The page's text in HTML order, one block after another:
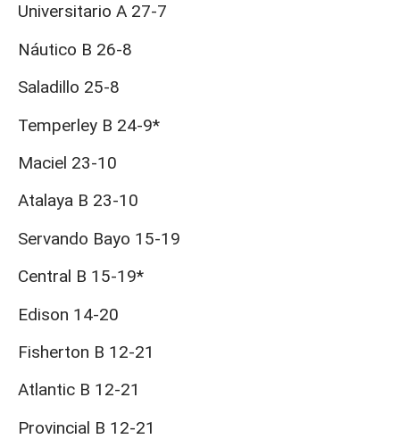
Universitario A 27-7
Náutico B 26-8
Saladillo 25-8
Temperley B 24-9*
Maciel 23-10
Atalaya B 23-10
Servando Bayo 15-19
Central B 15-19*
Edison 14-20
Fisherton B 12-21
Atlantic B 12-21
Provincial B 12-21